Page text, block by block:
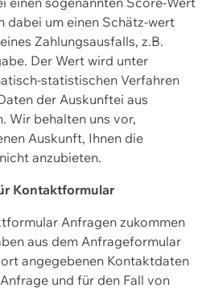
dabei um einen Schätz-wert
Zahlungsausfalls, z.B.
Der Wert wird unter
statistischen Verfahren
der Auskunftei aus
Wir behalten uns vor,
Auskunft, Ihnen die
anzubieten.
Kontaktformular
Anfragen zukommen
aus dem Anfrageformular
angegebenen Kontaktdaten
und für den Fall von